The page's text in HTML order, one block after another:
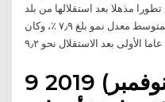
مذهلا بعد استقلالها من بلد
محدودة الدخل إلى بلد عالية الدخل بمتوسط معدل نمو بلغ ٧٫٩ ٪، وكان
9 تشرين الثاني (نوفمبر) 2019